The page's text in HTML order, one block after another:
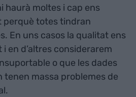
haurà moltes i cap ens
perquè totes tindran
En uns casos la qualitat ens
en d’altres considerarem
o que les dades
tenen massa problemes de